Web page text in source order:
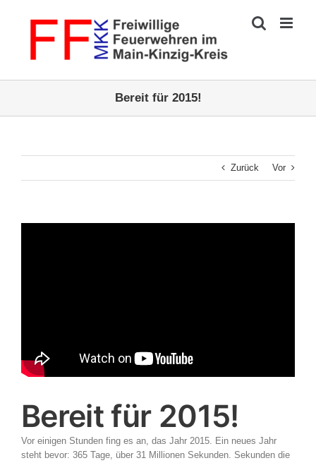
Bereit für 2015!
Zurück Vor
Bereit für 2015!
Vor einigen Stunden fing es an, das Jahr 2015. Ein neues Jahr
steht bevor: 365 Tage, über 31 Millionen Sekunden. Sekunden die